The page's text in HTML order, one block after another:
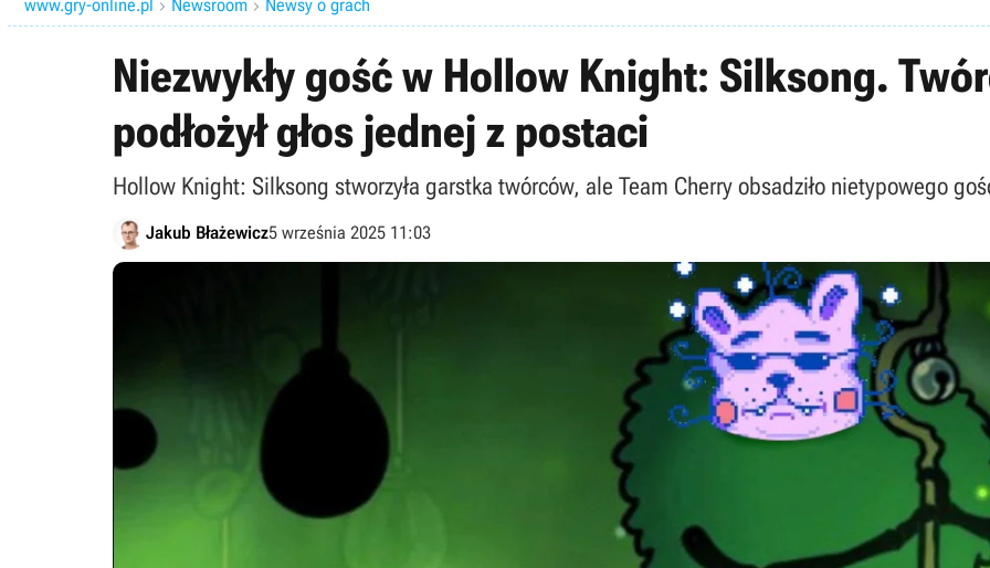
www.gry-online.pl  Newsroom  Newsy o grach
Niezwykły gość w Hollow Knight: Silksong.
podłożył głos jednej z postaci
Hollow Knight: Silksong stworzyła garstka twórców, ale Team Cherry obsadziło nietypowego
Jakub Błażewicz5 września 2025 11:03